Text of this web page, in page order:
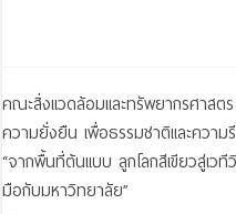
คณะสิ่งแวดล้อมและทรัพยากรศาส
ความยั่งยืน เพื่อธรรมชาติและความ
“จากพื้นที่ต้นแบบ ลูกโลกสีเขียวสู่เว
มือกับมหาวิทยาลัย”